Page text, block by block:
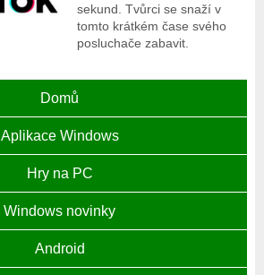
sekund. Tvůrci se snaží v
tomto krátkém čase svého
posluchače zabavit.
Domů
Aplikace Windows
Hry na PC
Windows novinky
Android